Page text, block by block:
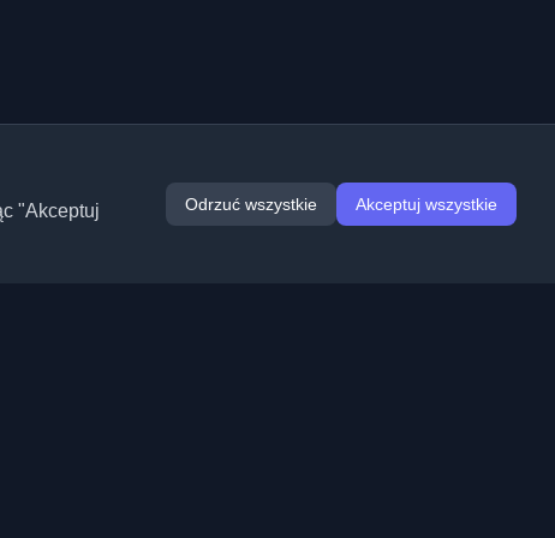
"Akceptuj
Odrzuć wszystkie Akceptuj wszystkie